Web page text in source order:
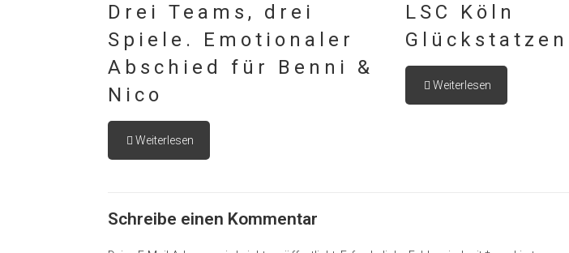
Drei Teams, drei
Spiele. Emotionaler
Abschied für Benni &
Nico
Weiterlesen
LSC Köln
Glückstatzen
Weiterlesen
Schreibe einen Kommentar